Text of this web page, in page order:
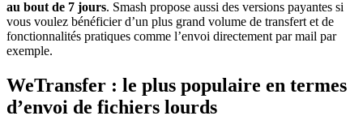
au bout de 7 jours. Smash propose aussi des versions payantes si
vous voulez bénéficier d’un plus grand volume de transfert et de
fonctionnalités pratiques comme l’envoi directement par mail par
exemple.
WeTransfer : le plus populaire en termes
d’envoi de fichiers lourds